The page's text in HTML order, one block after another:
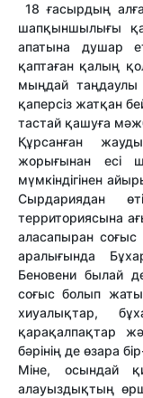
18 ғасырдың
шапқыншылығы
апатына душар
қаптаған қалың
мыңдай
қаперсіз жатқан
тастай қашуға
Құрсанған
жорығынан есі
мүмкіндігінен
Сырдариядан
территориясына
аласапыран
аралығында
Беновени былай
соғыс болып
хиуалықтар,
қарақалпақтар
бәрінің де өзара
Міне, осындай
алауыздықтың